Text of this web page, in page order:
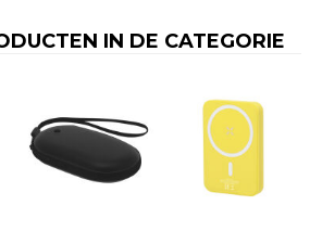
IN DE CATEGORIE